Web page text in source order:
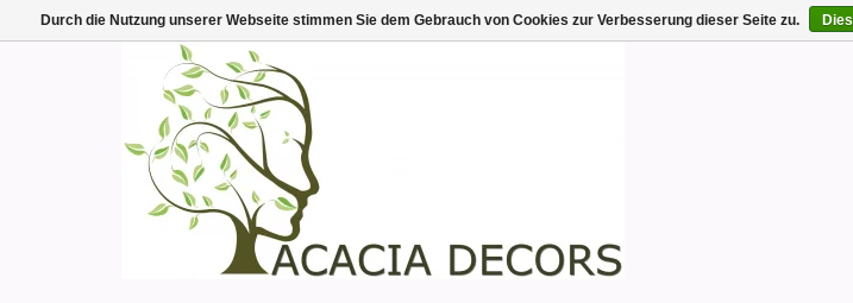
Durch die Nutzung unserer Webseite stimmen Sie dem Gebrauch von Cookies zur Verbesserung dieser Seite zu.